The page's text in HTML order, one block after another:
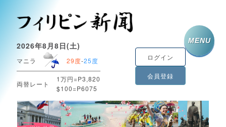
2026年8月8日(土)
マニラ 29度-25度
両替レート
1万円=P3,820
$100=P6075
ログイン
会員登録
MENU